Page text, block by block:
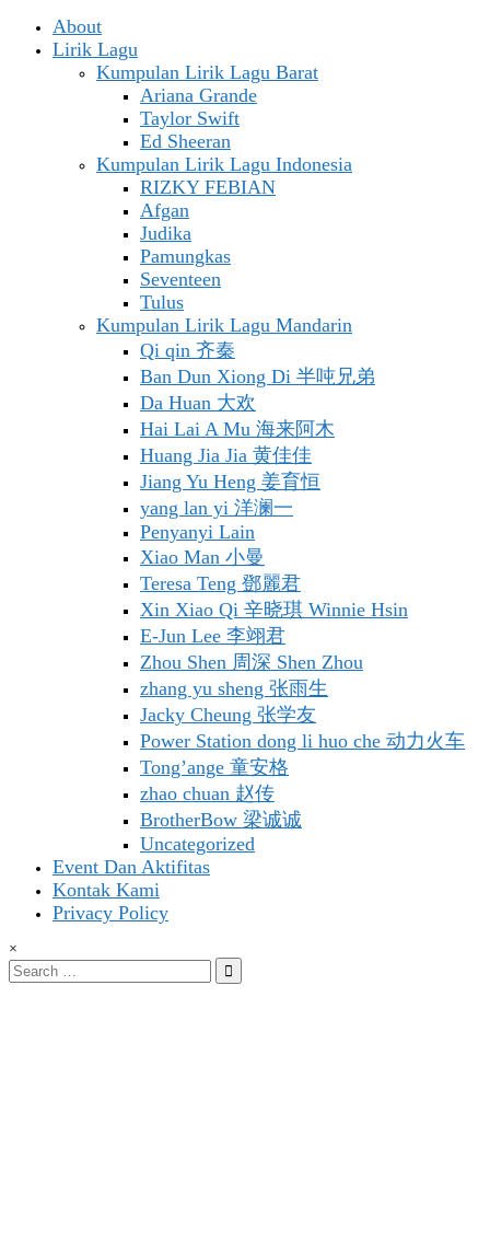
About
Lirik Lagu
Kumpulan Lirik Lagu Barat
Ariana Grande
Taylor Swift
Ed Sheeran
Kumpulan Lirik Lagu Indonesia
RIZKY FEBIAN
Afgan
Judika
Pamungkas
Seventeen
Tulus
Kumpulan Lirik Lagu Mandarin
Qi qin 齐秦
Ban Dun Xiong Di 半吨兄弟
Da Huan 大欢
Hai Lai A Mu 海来阿木
Huang Jia Jia 黄佳佳
Jiang Yu Heng 姜育恒
yang lan yi 洋澜一
Penyanyi Lain
Xiao Man 小曼
Teresa Teng 鄧麗君
Xin Xiao Qi 辛晓琪 Winnie Hsin
E-Jun Lee 李翊君
Zhou Shen 周深 Shen Zhou
zhang yu sheng 张雨生
Jacky Cheung 张学友
Power Station dong li huo che 动力火车
Tong’ange 童安格
zhao chuan 赵传
BrotherBow 梁诚诚
Uncategorized
Event Dan Aktifitas
Kontak Kami
Privacy Policy
×
Search
for: